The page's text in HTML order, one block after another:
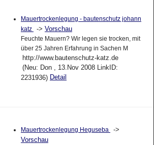
Mauertrockenlegung - bautenschutz johann
katz
-> Vorschau
Feuchte Mauern? Wir legen sie trocken, mit
über 25 Jahren Erfahrung in Sachen M
http://www.bautenschutz-katz.de
(Neu: Don , 13.Nov 2008 LinkID:
2231936) Detail
Mauertrockenlegung Heguseba
->
Vorschau